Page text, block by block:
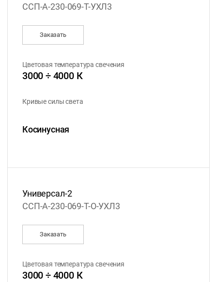
ССП-А-230-069-Т-УХЛ3
Заказать
Цветовая температура свечения
3000 ÷ 4000 К
Кривые силы света
Косинусная
Универсал-2
ССП-А-230-069-Т-О-УХЛ3
Заказать
Цветовая температура свечения
3000 ÷ 4000 К